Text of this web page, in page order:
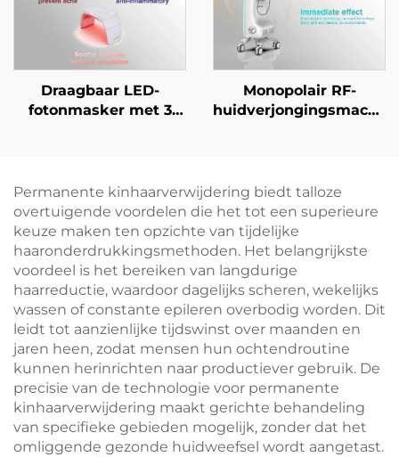
Draagbaar LED-
fotonmasker met 3
salongebruik: witter
maken,
acnebeheersing en
anti-agingherstel
Monopolair RF-
rimpelverwijdering
Permanente kinhaarverwijdering biedt talloze
overtuigende voordelen die het tot een superieure
keuze maken ten opzichte van tijdelijke
haaronderdrukkingsmethoden. Het belangrijkste
voordeel is het bereiken van langdurige
haarreductie, waardoor dagelijks scheren, wekelijks
wassen of constante epileren overbodig worden. Dit
leidt tot aanzienlijke tijdswinst over maanden en
jaren heen, zodat mensen hun ochtendroutine
kunnen herinrichten naar productiever gebruik. De
precisie van de technologie voor permanente
kinhaarverwijdering maakt gerichte behandeling
van specifieke gebieden mogelijk, zonder dat het
omliggende gezonde huidweefsel wordt aangetast.